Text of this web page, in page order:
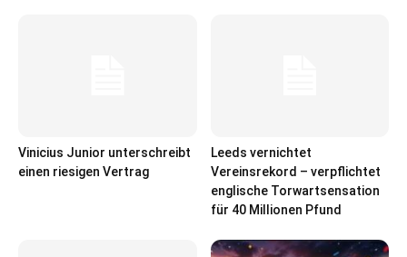
Vinicius Junior unterschreibt
einen riesigen Vertrag
Leeds vernichtet
Vereinsrekord – verpflichtet
englische Torwartsensation
für 40 Millionen Pfund